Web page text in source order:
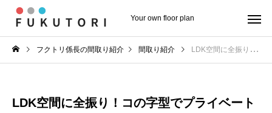
Your own floor plan
フクトリ係長の間取り紹介 間取り紹介 LDK空間に全振り！コの字型でプライベートガーデンもご一緒にプラン
LDK空間に全振り！コの字型でプライベート